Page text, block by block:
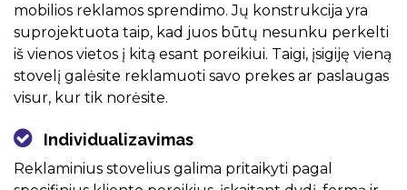
mobilios reklamos sprendimo. Jų konstrukcija yra
suprojektuota taip, kad juos būtų nesunku perkelti
iš vienos vietos į kitą esant poreikiui. Taigi, įsigiję vieną
stovelį galėsite reklamuoti savo prekes ar paslaugas
visur, kur tik norėsite.
Individualizavimas
Reklaminius stovelius galima pritaikyti pagal